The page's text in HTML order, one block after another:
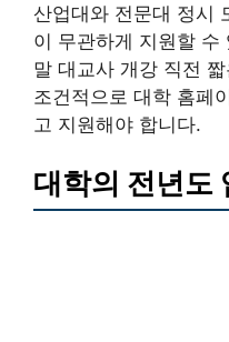
산업대와 전문대 정시
이 무관하게 지원할 수
말 대교사 개강 직전
조건적으로 대학 홈페
고 지원해야 합니다.
대학의 전년도